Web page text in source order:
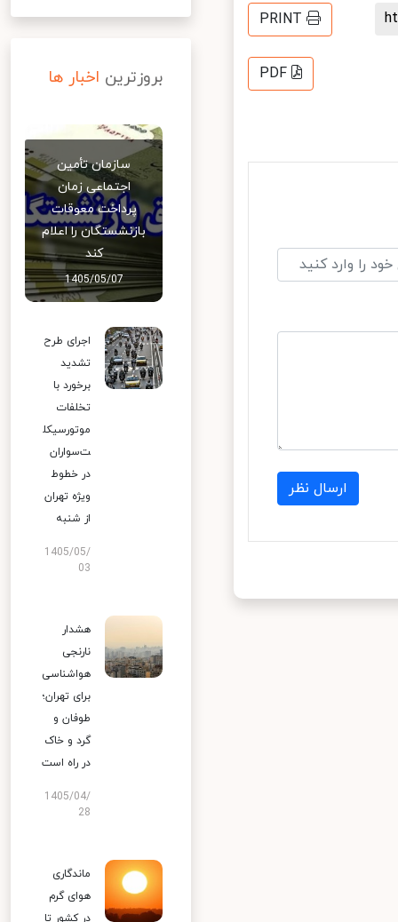
PRINT
PDF
ارسال نظر
بروزترین اخبار ها
سازمان تأمین
اجتماعی زمان
پرداخت معوقات
بازنشستگان را اعلام
کند
1405/05/07
اجرای طرح
تشدید
برخورد با
تخلفات
موتورسیکل
ت‌سواران
در خطوط
ویژه تهران
از شنبه
1405/05/
03
هشدار
نارنجی
هواشناسی
برای تهران؛
طوفان و
گرد و خاک
در راه است
1405/04/
28
ماندگاری
هوای گرم
در کشور تا